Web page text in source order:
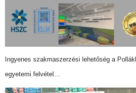
Ingyenes szakmaszerzési lehetőség a
egyetemi felvétel…